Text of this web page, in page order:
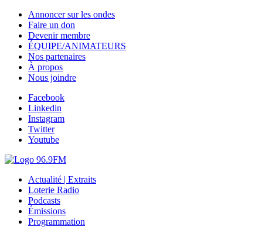
Annoncer sur les ondes
Faire un don
Devenir membre
ÉQUIPE/ANIMATEURS
Nos partenaires
À propos
Nous joindre
Facebook
Linkedin
Instagram
Twitter
Youtube
Actualité | Extraits
Loterie Radio
Podcasts
Émissions
Programmation